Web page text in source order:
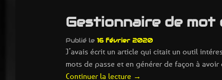
Gestionnaire de mot
Publié le 16 février 2020
J’avais écrit un article qui citait un outil
mots de passe et en générer de façon à
Continuer la lecture →